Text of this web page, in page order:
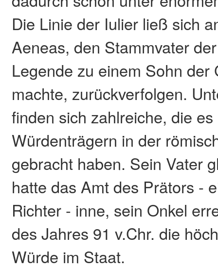
Die Linie der Iulier ließ sich
Aeneas, den Stammvater
Legende zu einem Sohn der
machte, zurückverfolgen.
finden sich zahlreiche, die
Würdenträgern in der
gebracht haben. Sein Vater
hatte das Amt des Prätors -
Richter - inne, sein Onkel
des Jahres 91 v.Chr. die
Würde im Staat.